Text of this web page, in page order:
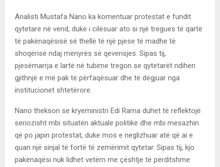
Analisti Mustafa Nano ka komentuar protestat e fundit
qytetare në vend, duke i cilësuar ato si një tregues të qartë
të pakënaqësisë së thellë të një pjese të madhe të
shoqërisë ndaj mënyrës së qeverisjes. Sipas tij,
pjesëmarrja e lartë në tubime tregon se qytetarët ndihen
gjithnjë e më pak të përfaqësuar dhe të dëgjuar nga
institucionet shtetërore.
Nano thekson se kryeministri Edi Rama duhet të reflektojë
seriozisht mbi situatën aktuale politike dhe mbi mesazhin
që po japin protestat, duke mos e neglizhuar atë që ai e
quan një sinjal të fortë të zemërimit qytetar. Sipas tij, kjo
pakënaqësi nuk lidhet vetëm me çështje të përditshme